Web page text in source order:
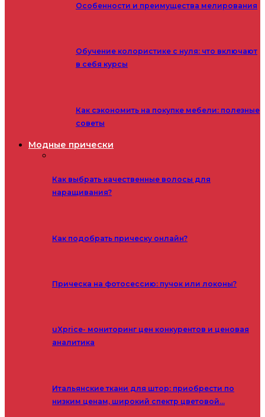
Особенности и преимущества мелирования
Обучение колористике с нуля: что включают
в себя курсы
Как сэкономить на покупке мебели: полезные
советы
Модные прически
Как выбрать качественные волосы для
наращивания?
Как подобрать прическу онлайн?
Прическа на фотосессию: пучок или локоны?
uXprice- мониторинг цен конкурентов и ценовая
аналитика
Итальянские ткани для штор: приобрести по
низким ценам, широкий спектр цветовой…